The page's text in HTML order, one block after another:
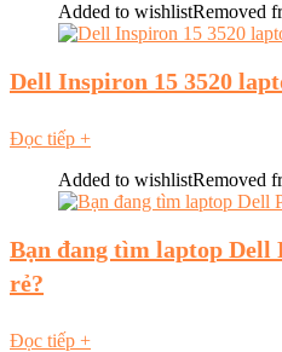
Added to wishlistRemoved
Dell Inspiron 15 3520
Đọc tiếp +
Added to wishlistRemoved
Bạn đang tìm laptop Dell
rẻ?
Đọc tiếp +